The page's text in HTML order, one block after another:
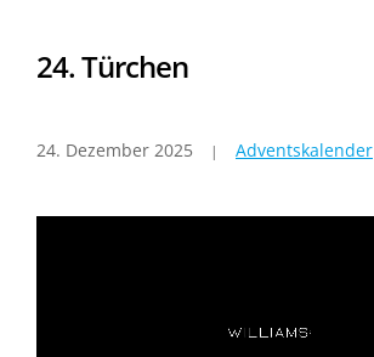
24. Türchen
24. Dezember 2025 Adventskalender